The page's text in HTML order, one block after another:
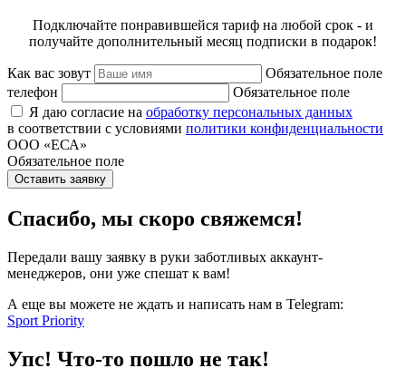
Подключайте понравившейся тариф на любой срок - и
получайте дополнительный месяц подписки в подарок!
Как вас зовут
Обязательное поле
телефон
Обязательное поле
Я даю согласие на обработку персональных данных
в соответствии с условиями политики конфиденциальности
ООО «ЕСА»
Обязательное поле
Оставить заявку
Спасибо, мы скоро свяжемся!
Передали вашу заявку в руки заботливых аккаунт-
менеджеров, они уже спешат к вам!
А еще вы можете не ждать и написать нам в Telegram:
Sport Priority
Упс! Что-то пошло не так!